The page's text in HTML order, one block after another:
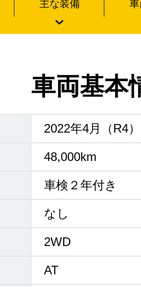
主な装備
車両基本
2022年4月（R4）
48,000km
車検２年付き
なし
2WD
AT